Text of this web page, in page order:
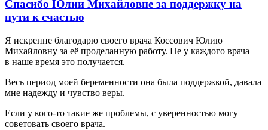
Спасибо Юлии Михайловне за поддержку на
пути к счастью
Я искренне благодарю своего врача Коссович Юлию
Михайловну за её проделанную работу. Не у каждого врача
в наше время это получается.
Весь период моей беременности она была поддержкой, давала
мне надежду и чувство веры.
Если у кого-то такие же проблемы, с уверенностью могу
советовать своего врача.